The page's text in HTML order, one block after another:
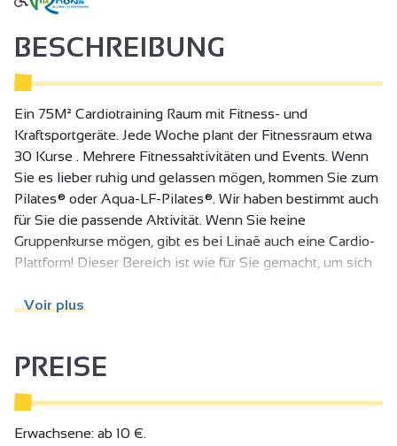
BESCHREIBUNG
Ein 75M² Cardiotraining Raum mit Fitness- und
Kraftsportgeräte. Jede Woche plant der Fitnessraum etwa
30 Kurse . Mehrere Fitnessaktivitäten und Events. Wenn
Sie es lieber ruhig und gelassen mögen, kommen Sie zum
Pilates® oder Aqua-LF-Pilates®. Wir haben bestimmt auch
für Sie die passende Aktivität. Wenn Sie keine
Gruppenkurse mögen, gibt es bei Linaë auch eine Cardio-
Plattform! Dieser Bereich ist wie für Sie gemacht, um sich
auszutoben. Ein von Panatta ausgestatteter Kardio- und
CARDIO-PLATTE / RPMLESMILLS-KURS
Sie treiben gerne Sport, wann immer Sie wollen und wann
immer Ihr Zeitplan es zulässt? Wir haben ein großes
Zeitfenster, das alle Ihre Wünsche erfüllen wird. Unsere
Voir plus
PREISE
Erwachsene: ab 10 €.